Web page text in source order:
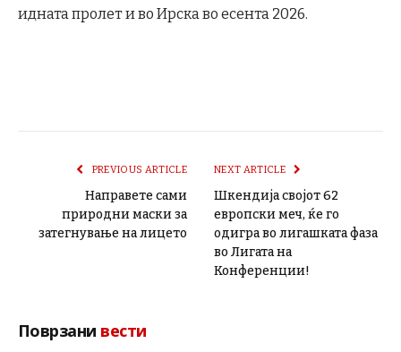
идната пролет и во Ирска во есента 2026.
PREVIOUS ARTICLE
Направете сами
природни маски за
затегнување на лицето
NEXT ARTICLE
Шкендија својот 62
европски меч, ќе го
одигра во лигашката фаза
во Лигата на
Конференции!
Поврзани вести